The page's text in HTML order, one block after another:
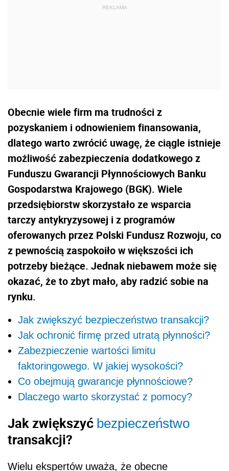
Obecnie wiele firm ma trudności z
pozyskaniem i odnowieniem finansowania,
dlatego warto zwrócić uwagę, że ciągle istnieje
możliwość zabezpieczenia dodatkowego z
Funduszu Gwarancji Płynnościowych Banku
Gospodarstwa Krajowego (BGK). Wiele
przedsiębiorstw skorzystało ze wsparcia
tarczy antykryzysowej i z programów
oferowanych przez Polski Fundusz Rozwoju, co
z pewnością zaspokoiło w większości ich
potrzeby bieżące. Jednak niebawem może się
okazać, że to zbyt mało, aby radzić sobie na
rynku.
Jak zwiększyć bezpieczeństwo transakcji?
Jak ochronić firmę przed utratą płynności?
Zabezpieczenie wartości limitu
faktoringowego. W jakiej wysokości?
Co obejmują gwarancje płynnościowe?
Dlaczego warto skorzystać z pomocy?
Jak zwiększyć bezpieczeństwo
transakcji?
Wielu ekspertów uważa, że obecne